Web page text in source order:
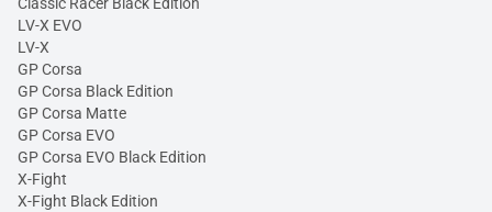
LV-X EVO
LV-X
GP Corsa
GP Corsa Black Edition
GP Corsa Matte
GP Corsa EVO
GP Corsa EVO Black Edition
X-Fight
X-Fight Black Edition